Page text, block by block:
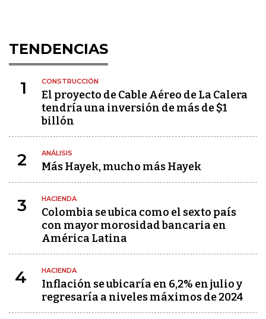
TENDENCIAS
1 CONSTRUCCIÓN
El proyecto de Cable Aéreo de La Calera
tendría una inversión de más de $1
billón
2 ANÁLISIS
Más Hayek, mucho más Hayek
3 HACIENDA
Colombia se ubica como el sexto país
con mayor morosidad bancaria en
América Latina
4 HACIENDA
Inflación se ubicaría en 6,2% en julio y
regresaría a niveles máximos de 2024